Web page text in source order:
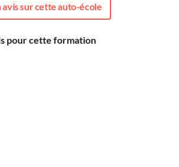
avis sur cette auto-école
pour cette formation